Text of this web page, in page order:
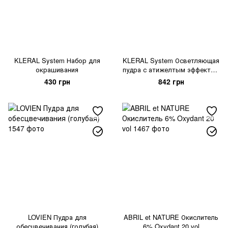
KLERAL System Набор для
окрашивания
430 грн
KLERAL System Осветляющая
пудра с атижелтым эффектом
PLATINKER
842 грн
LOVIEN Пудра для
ABRIL et NATURE Окислитель